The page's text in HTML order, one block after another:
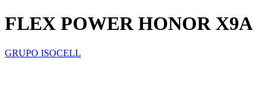
FLEX POWER HONOR X9A
GRUPO ISOCELL